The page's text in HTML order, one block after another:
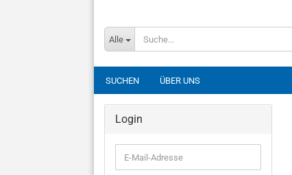
Alle
SUCHEN ÜBER UNS
Login
E-
Mail-